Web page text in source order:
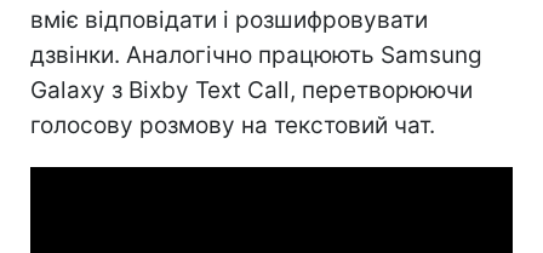
вміє відповідати і розшифровувати
дзвінки. Аналогічно працюють Samsung
Galaxy з Bixby Text Call, перетворюючи
голосову розмову на текстовий чат.